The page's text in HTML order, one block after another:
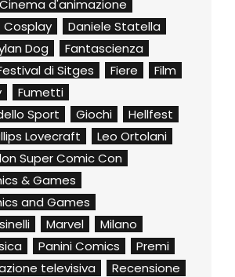
Cinema d'animazione
Cosplay
Daniele Statella
Dog
Fantascienza
di Sitges Fiere
Film
Fumetti
Sport
Giochi
Hellfest
Lovecraft
Leo Ortolani
Super Comic Con
& Games
and Games
Marvel
Milano
Panini Comics
Premi
televisiva
Recensione